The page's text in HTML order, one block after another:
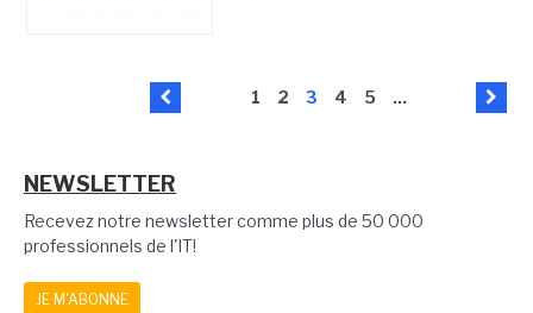
1 2 3 4 5 ...
NEWSLETTER
Recevez notre newsletter comme plus de 50 000
professionnels de l'IT!
JE M'ABONNE